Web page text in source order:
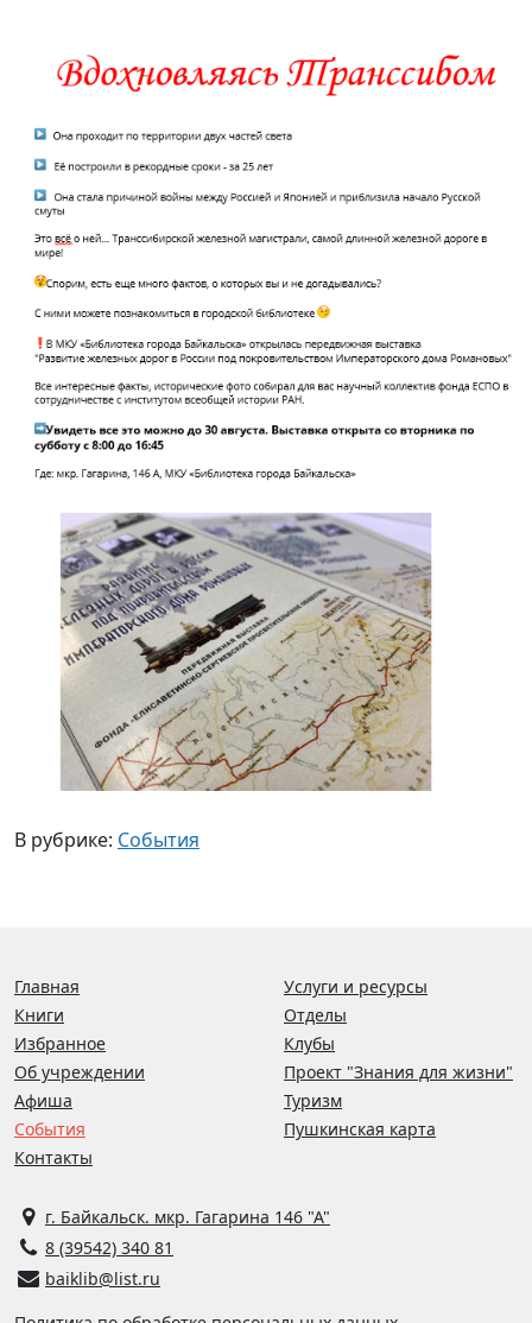
В рубрике: События
г. Байкальск. мкр. Гагарина 146 "А"
8 (39542) 340 81
baiklib@list.ru
Главная
Книги
Избранное
Об учреждении
Афиша
События
Контакты
Услуги и ресурсы
Отделы
Клубы
Проект "Знания для жизни"
Туризм
Пушкинская карта